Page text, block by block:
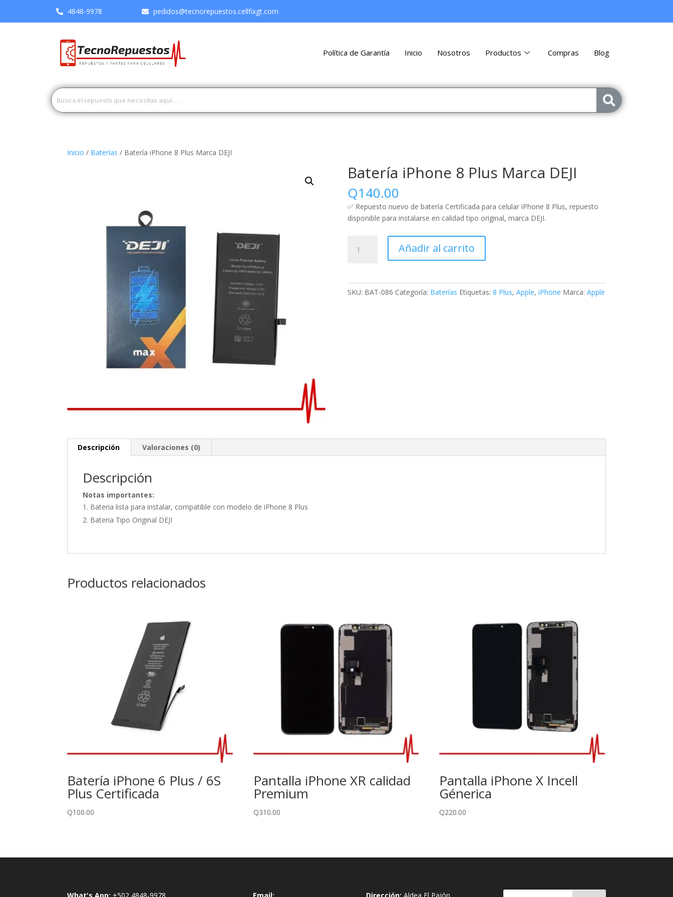
4848-9978 pedidos@tecnorepuestos.cellfixgt.com
Política de Garantía Inicio Nosotros Productos Compras Blog
Inicio / Baterías / Batería iPhone 8 Plus Marca DEJI
Batería iPhone 8 Plus Marca DEJI
Q140.00
✅ Repuesto nuevo de batería Certificada para celular iPhone 8 Plus, repuesto
disponible para instalarse en calidad tipo original, marca DEJI.
Añadir al carrito
SKU: BAT-086 Categoría: Baterías Etiquetas: 8 Plus, Apple, iPhone Marca: Apple
Descripción Valoraciones (0)
Descripción
Notas importantes:
Bateria lista para instalar, compatible con modelo de iPhone 8 Plus
Bateria Tipo Original DEJI
Productos relacionados
Batería iPhone 6 Plus / 6S
Plus Certificada
Q100.00
Pantalla iPhone XR calidad
Premium
Q310.00
Pantalla iPhone X Incell
Génerica
Q220.00